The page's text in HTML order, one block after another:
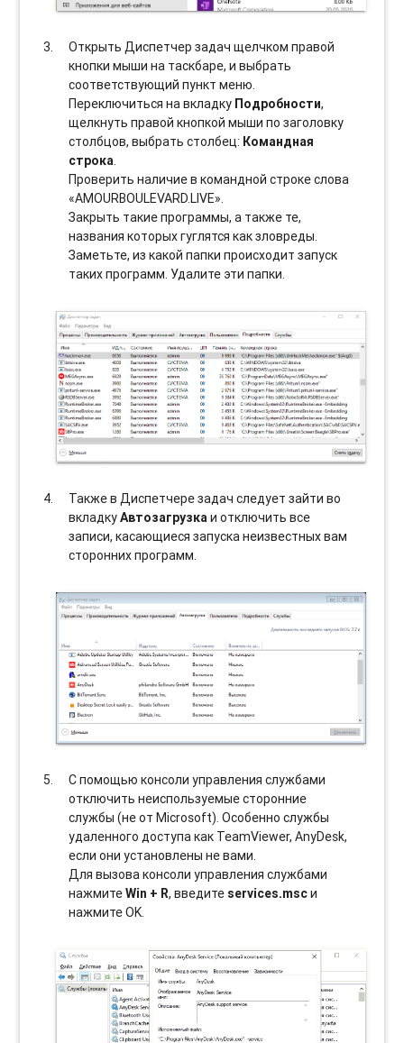
Открыть Диспетчер задач щелчком правой
кнопки мыши на таскбаре, и выбрать
соотвeтствующий пункт меню.
Переключиться на вкладку Подробности,
щелкнуть правой кнопкой мыши по заголовку
столбцов, выбрать столбец: Командная
строка.
Проверить наличие в командной строке слова
«AMOURBOULEVARD.LIVE».
Закрыть такие программы, а также те,
названия которых гуглятся как зловреды.
Заметьте, из какой папки происходит запуск
таких программ. Удалите эти папки.
Также в Диспетчере задач следует зайти во
вкладкуАвтозагрузкаи отключить все
записи, касающиеся запуска неизвестных вам
сторонних программ.
С помощью консоли управления службами
отключить неиспользуемые сторонние
службы (не от Microsoft). Особенно службы
удаленного доступа как TeamViewer, AnyDesk,
если они установлены не вами.
Для вызова консоли управления службами
нажмитеWin + R, введите services.mscи
нажмите OK.